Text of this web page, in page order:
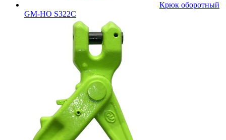
Крюк оборотный
GM-HO S322C